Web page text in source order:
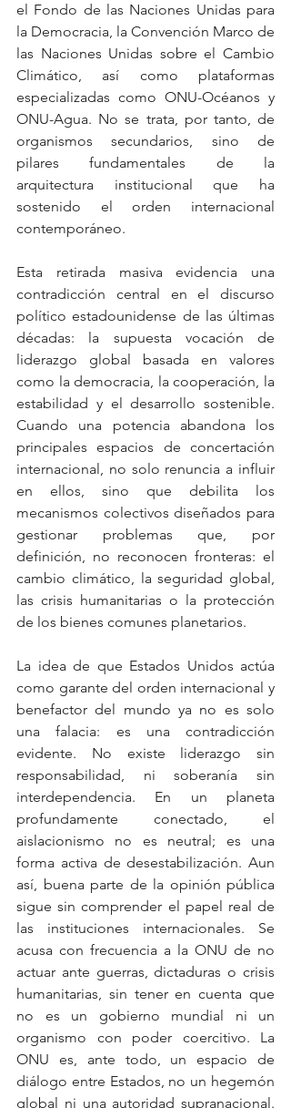
el Fondo de las Naciones Unidas para
la Democracia, la Convención Marco de
las Naciones Unidas sobre el Cambio
Climático, así como plataformas
especializadas como ONU-Océanos y
ONU-Agua. No se trata, por tanto, de
organismos secundarios, sino de
pilares fundamentales de la
arquitectura institucional que ha
sostenido el orden internacional
contemporáneo.
Esta retirada masiva evidencia una
contradicción central en el discurso
político estadounidense de las últimas
décadas: la supuesta vocación de
liderazgo global basada en valores
como la democracia, la cooperación, la
estabilidad y el desarrollo sostenible.
Cuando una potencia abandona los
principales espacios de concertación
internacional, no solo renuncia a influir
en ellos, sino que debilita los
mecanismos colectivos diseñados para
gestionar problemas que, por
definición, no reconocen fronteras: el
cambio climático, la seguridad global,
las crisis humanitarias o la protección
de los bienes comunes planetarios.
La idea de que Estados Unidos actúa
como garante del orden internacional y
benefactor del mundo ya no es solo
una falacia: es una contradicción
evidente. No existe liderazgo sin
responsabilidad, ni soberanía sin
interdependencia. En un planeta
profundamente conectado, el
aislacionismo no es neutral; es una
forma activa de desestabilización. Aun
así, buena parte de la opinión pública
sigue sin comprender el papel real de
las instituciones internacionales. Se
acusa con frecuencia a la ONU de no
actuar ante guerras, dictaduras o crisis
humanitarias, sin tener en cuenta que
no es un gobierno mundial ni un
organismo con poder coercitivo. La
ONU es, ante todo, un espacio de
diálogo entre Estados, no un hegemón
global ni una autoridad supranacional.